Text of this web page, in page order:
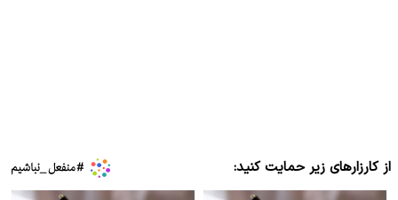
از کارزارهای زیر حمایت کنید: